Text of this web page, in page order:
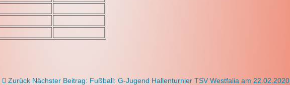
Zurück Nächster Beitrag: Fußball: G-Jugend Hallenturnier TSV Westfalia am 22.02.2020